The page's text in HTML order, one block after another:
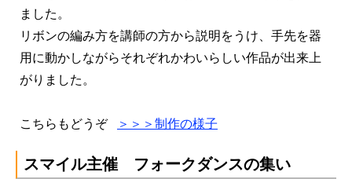
ました。
リボンの編み方を講師の方から説明をうけ、手先を器
用に動かしながらそれぞれかわいらしい作品が出来上
がりました。
こちらもどうぞ ＞＞＞制作の様子
スマイル主催 フォークダンスの集い